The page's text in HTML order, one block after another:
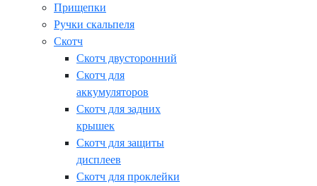
Прищепки
Ручки скальпеля
Скотч
Скотч двусторонний
Скотч для
аккумуляторов
Скотч для задних
крышек
Скотч для защиты
дисплеев
Скотч для проклейки